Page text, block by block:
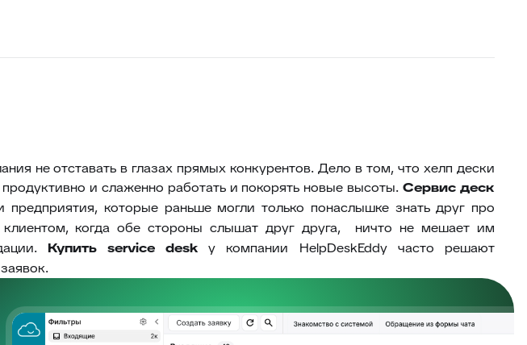
не отставать в глазах прямых конкурентов. Дело в том, что хелп дески
и слаженно работать и покорять новые высоты.Сервис деск
которые раньше могли только понаслышке знать друг про
когда обе стороны слышат друг друга, ничто не мешает им
Купить service deskу компании HelpDeskEddy часто решают